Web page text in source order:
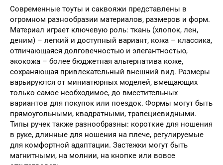
Современные тоуты и саквояжи представлены в
огромном разнообразии материалов, размеров и форм.
Материал играет ключевую роль: ткань (хлопок, лен,
деним) – легкий и доступный вариант, кожа – классика,
отличающаяся долговечностью и элегантностью,
экокожа – более бюджетная альтернатива коже,
сохраняющая привлекательный внешний вид. Размеры
варьируются от миниатюрных моделей, вмещающих
только самое необходимое, до вместительных
вариантов для покупок или поездок. Формы могут быть
прямоугольными, квадратными, трапециевидными.
Типы ручек также разнообразны: короткие для ношения
в руке, длинные для ношения на плече, регулируемые
для комфортной адаптации. Застежки могут быть
магнитными, на молнии, на кнопке или вовсе